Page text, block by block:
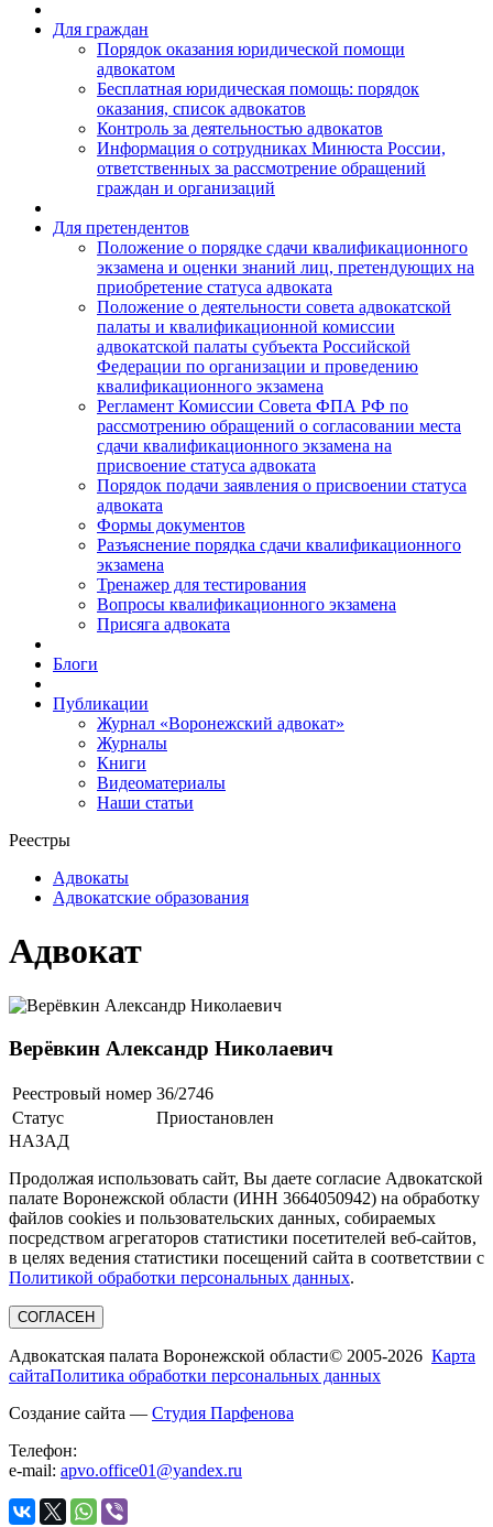
Для граждан
Порядок оказания юридической помощи
адвокатом
Бесплатная юридическая помощь: порядок
оказания, список адвокатов
Контроль за деятельностью адвокатов
Информация о сотрудниках Минюста России,
ответственных за рассмотрение обращений
граждан и организаций
Для претендентов
Положение о порядке сдачи квалификационного
экзамена и оценки знаний лиц, претендующих на
приобретение статуса адвоката
Положение о деятельности совета адвокатской
палаты и квалификационной комиссии
адвокатской палаты субъекта Российской
Федерации по организации и проведению
квалификационного экзамена
Регламент Комиссии Совета ФПА РФ по
рассмотрению обращений о согласовании места
сдачи квалификационного экзамена на
присвоение статуса адвоката
Порядок подачи заявления о присвоении статуса
адвоката
Формы документов
Разъяснение порядка сдачи квалификационного
экзамена
Тренажер для тестирования
Вопросы квалификационного экзамена
Присяга адвоката
Блоги
Публикации
Журнал «Воронежский адвокат»
Журналы
Книги
Видеоматериалы
Наши статьи
Реестры
Адвокаты
Адвокатские образования
Адвокат
Верёвкин Александр Николаевич
Реестровый номер 36/2746
Статус
Приостановлен
НАЗАД
Продолжая использовать сайт, Вы даете согласие Адвокатской
палате Воронежской области (ИНН 3664050942) на обработку
файлов cookies и пользовательских данных, собираемых
посредством агрегаторов статистики посетителей веб-сайтов,
в целях ведения статистики посещений сайта в соответствии с
Политикой обработки персональных данных.
СОГЛАСЕН
Адвокатская палата Воронежской области© 2005-2026 Карта
сайтаПолитика обработки персональных данных
Создание сайта — Студия Парфенова
Телефон:
e-mail: apvo.office01@yandex.ru